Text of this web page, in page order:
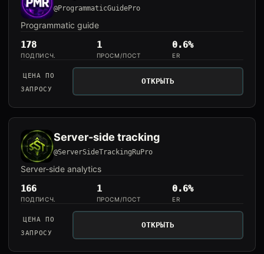
@ProgrammaticGuidePro
Programmatic guide
178
ПОДПИСЧ.
1
ПРОСМ/ПОСТ
0.6%
ER
ЦЕНА ПО
ЗАПРОСУ
ОТКРЫТЬ
Server-side tracking
@ServerSideTrackingRuPro
Server-side analytics
166
ПОДПИСЧ.
1
ПРОСМ/ПОСТ
0.6%
ER
ЦЕНА ПО
ЗАПРОСУ
ОТКРЫТЬ